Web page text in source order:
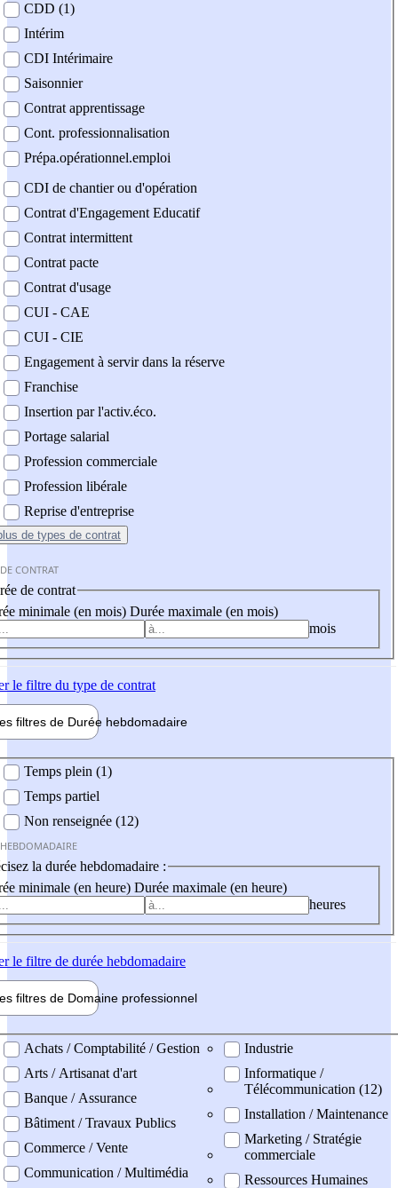
CDD (1)
Intérim
CDI Intérimaire
Saisonnier
Contrat apprentissage
Cont. professionnalisation
Prépa.opérationnel.emploi
CDI de chantier ou d'opération
Contrat d'Engagement Educatif
Contrat intermittent
Contrat pacte
Contrat d'usage
CUI - CAE
CUI - CIE
Engagement à servir dans la réserve
Franchise
Insertion par l'activ.éco.
Portage salarial
Profession commerciale
Profession libérale
Reprise d'entreprise
de types de contrat
CONTRAT
de contrat
minimale (en mois) Durée maximale (en mois)
mois
le filtre du type de contrat
filtres de Durée hebdomadaire
Temps plein (1)
Temps partiel
Non renseignée (12)
la durée hebdomadaire :
minimale (en heure) Durée maximale (en heure)
heures
le filtre de durée hebdomadaire
filtres de Domaine professionnel
professionel
Achats / Comptabilité / Gestion
Arts / Artisanat d'art
Banque / Assurance
Bâtiment / Travaux Publics
Commerce / Vente
Communication / Multimédia
Industrie
Informatique /
Télécommunication (12)
Installation / Maintenance
Marketing / Stratégie
commerciale
Ressources Humaines